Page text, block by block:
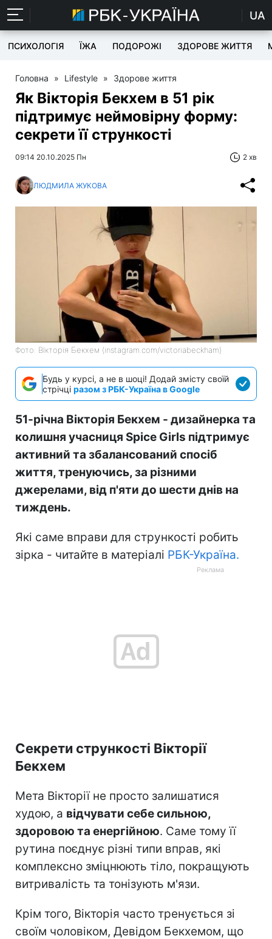
UA
ПСИХОЛОГІЯ ЇЖА ПОДОРОЖІ ЗДОРОВЕ ЖИТТЯ
Головна » Lifestyle » Здорове життя
Як Вікторія Бекхем в 51 рік
підтримує неймовірну форму:
секрети її стрункості
09:14 20.10.2025 Пн 2 хв
ЛЮДМИЛА ЖУКОВА
Фото: ВІкторія Бекхем (instagram.com/victoriabeckham)
Будь у курсі, а не в шоці! Додай змісту своїй
стрічці разом з РБК-Україна в Google
51-річна Вікторія Бекхем - дизайнерка та
колишня учасниця Spice Girls підтримує
активний та збалансований спосіб
життя, тренуючись, за різними
джерелами, від п'яти до шести днів на
тиждень.
Які саме вправи для стрункості робить
зірка - читайте в матеріалі РБК-Україна.
Секрети стрункості Вікторії
Бекхем
Мета Вікторії не просто залишатися
худою, а відчувати себе сильною,
здоровою та енергійною. Саме тому її
рутина поєднує різні типи вправ, які
комплексно зміцнюють тіло, покращують
витривалість та тонізують м'язи.
Крім того, Вікторія часто тренується зі
своїм чоловіком, Девідом Бекхемом, що